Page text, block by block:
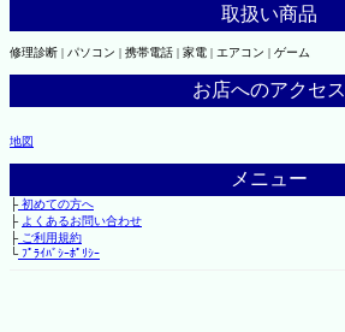
取扱い商品
修理診断 | パソコン | 携帯電話 | 家電 | エアコン | ゲーム
お店へのアクセス
地図
メニュー
├初めての方へ
├ よくあるお問い合わせ
├ご利用規約
└ﾌﾟﾗｲﾊﾞｼｰﾎﾟﾘｼｰ